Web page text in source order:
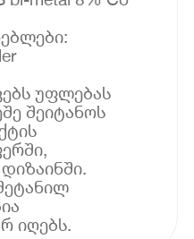
უფლებას
შეიტანოს
იღებს.